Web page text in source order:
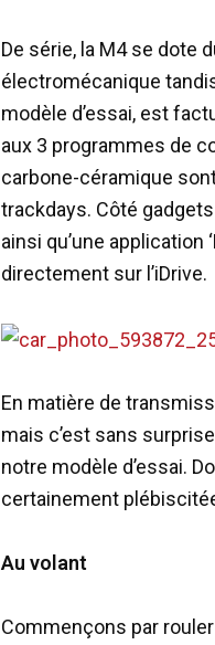
De série, la M4 se dote
électromécanique
modèle d’essai, est
aux 3 programmes de
carbone-céramique
trackdays. Côté
ainsi qu’une application
directement sur l’iDrive.
En matière de
mais c’est sans
notre modèle d’essai.
certainement
Au volant
Commençons par